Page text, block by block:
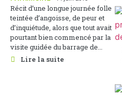
Récit d’une longue journée folle
teintée d’angoisse, de peur et
d’inquiétude, alors que tout avait
pourtant bien commencé par la
visite guidée du barrage de...
Lire la suite